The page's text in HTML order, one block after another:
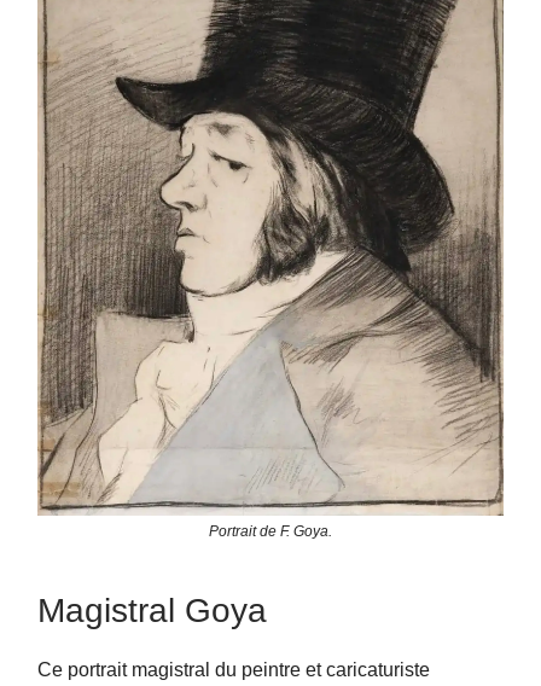
Portrait de F. Goya.
Magistral Goya
Ce portrait magistral du peintre et caricaturiste